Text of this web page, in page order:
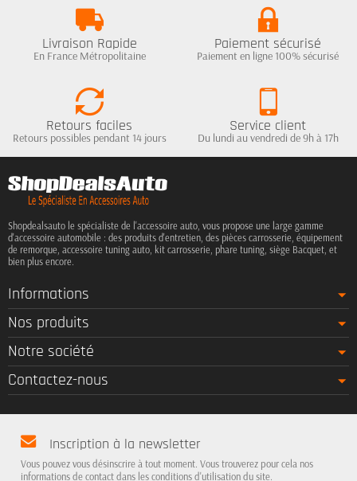
Livraison Rapide
En France Métropolitaine
Paiement sécurisé
Paiement en ligne 100% sécurisé
Retours faciles
Retours possibles pendant 14 jours
Service client
Du lundi au vendredi de 9h à 17h
Shopdealsauto le spécialiste de l'accessoire auto, vous propose une large gamme
d'accessoire automobile : des produits d'entretien, des pièces carrosserie, équipement
de remorque, accessoire tuning auto, kit carrosserie, phare tuning, siège Bacquet, et
bien plus encore.
Informations
Nos produits
Notre société
Contactez-nous
Inscription à la newsletter
Vous pouvez vous désinscrire à tout moment. Vous trouverez pour cela nos
informations de contact dans les conditions d'utilisation du site.